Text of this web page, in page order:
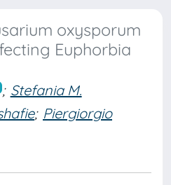
oxysporum
Euphorbia
; Stefania M.
; Piergiorgio